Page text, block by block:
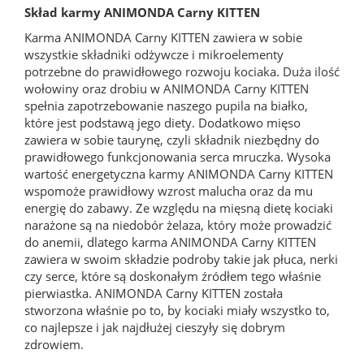
Skład karmy ANIMONDA Carny KITTEN
Karma ANIMONDA Carny KITTEN zawiera w sobie
wszystkie składniki odżywcze i mikroelementy
potrzebne do prawidłowego rozwoju kociaka. Duża ilość
wołowiny oraz drobiu w ANIMONDA Carny KITTEN
spełnia zapotrzebowanie naszego pupila na białko,
które jest podstawą jego diety. Dodatkowo mięso
zawiera w sobie taurynę, czyli składnik niezbędny do
prawidłowego funkcjonowania serca mruczka. Wysoka
wartość energetyczna karmy ANIMONDA Carny KITTEN
wspomoże prawidłowy wzrost malucha oraz da mu
energię do zabawy. Ze względu na mięsną dietę kociaki
narażone są na niedobór żelaza, który może prowadzić
do anemii, dlatego karma ANIMONDA Carny KITTEN
zawiera w swoim składzie podroby takie jak płuca, nerki
czy serce, które są doskonałym źródłem tego właśnie
pierwiastka. ANIMONDA Carny KITTEN została
stworzona właśnie po to, by kociaki miały wszystko to,
co najlepsze i jak najdłużej cieszyły się dobrym
zdrowiem.